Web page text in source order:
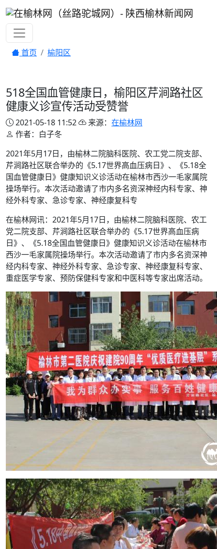
首页 榆阳区
518全国血管健康日，榆阳区芹涧路社区
健康义诊宣传活动受赞誉
2021-05-18 11:52 来源： 在榆林网
作者：白子冬
2021年5月17日，由榆林二院脑科医院、农工党二院支部、
芹涧路社区联合举办的《5.17世界高血压病日》、《5.18全
国血管健康日》健康知识义诊活动在榆林市西沙一毛家属院
操场举行。本次活动邀请了市内多名资深神经内科专家、神
经外科专家、急诊专家、神经康复科专
在榆林网讯：2021年5月17日，由榆林二院脑科医院、农工
党二院支部、芹涧路社区联合举办的《5.17世界高血压病
日》、《5.18全国血管健康日》健康知识义诊活动在榆林市
西沙一毛家属院操场举行。本次活动邀请了市内多名资深神
经内科专家、神经外科专家、急诊专家、神经康复科专家、
重症医学专家、预防保健科专家和中医科等专家出席活动。